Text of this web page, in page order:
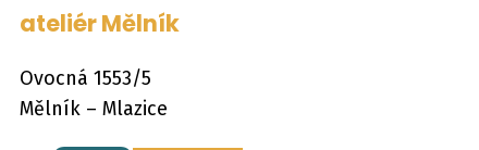
ateliér Mělník
Ovocná 1553/5
Mělník – Mlazice